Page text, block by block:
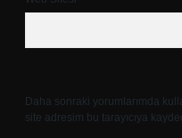
Daha sonraki yorumlarımda
site adresim bu tarayıcıya